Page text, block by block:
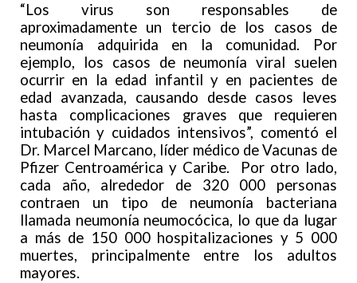
“Los virus son responsables de
aproximadamente un tercio de los casos de
neumonía adquirida en la comunidad. Por
ejemplo, los casos de neumonía viral suelen
ocurrir en la edad infantil y en pacientes de
edad avanzada, causando desde casos leves
hasta complicaciones graves que requieren
intubación y cuidados intensivos”, comentó el
Dr. Marcel Marcano, líder médico de Vacunas de
Pfizer Centroamérica y Caribe. Por otro lado,
cada año, alrededor de 320 000 personas
contraen un tipo de neumonía bacteriana
llamada neumonía neumocócica, lo que da lugar
a más de 150 000 hospitalizaciones y 5 000
muertes, principalmente entre los adultos
mayores.